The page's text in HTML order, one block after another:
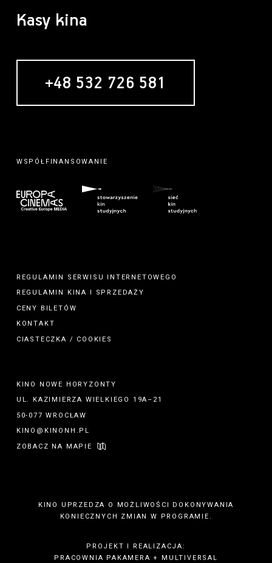
Kasy kina
+48 532 726 581
MECENAS
REGULAMIN SERWISU INTERNETOWEGO
REGULAMIN
KINA
SPRZEDAŻY
CENY BILETÓW
KONTAKT
CIASTECZKA / COOKIES
KINO NOWE HORYZONTY
UL. KAZIMIERZA WIELKIEGO 19A–21
50-077 WROCŁAW
KINO@KINONH.PL
ZOBACZ NA MAPIE
KINO UPRZEDZA O MOŻLIWOŚCI DOKONYWANIA
KONIECZNYCH ZMIAN W PROGRAMIE.
PROJEKT I REALIZACJA:
PRACOWNIA PAKAMERA + MULTIVERSAL